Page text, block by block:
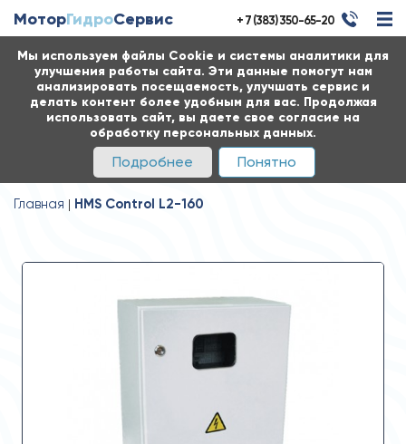
Мы используем файлы Cookie и системы аналитики для
улучшения работы сайта. Эти данные помогут нам
анализировать посещаемость, улучшать сервис и
делать контент более удобным для вас. Продолжая
использовать сайт, вы даете свое согласие на
обработку персональных данных.
Подробнее Понятно
МоторГидроСервис + 7 (383) 350-65-20
Главная HMS Control L2-160